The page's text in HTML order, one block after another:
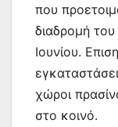
που
διαδρομή
Ιουνίου.
χώροι
στο κοινό.